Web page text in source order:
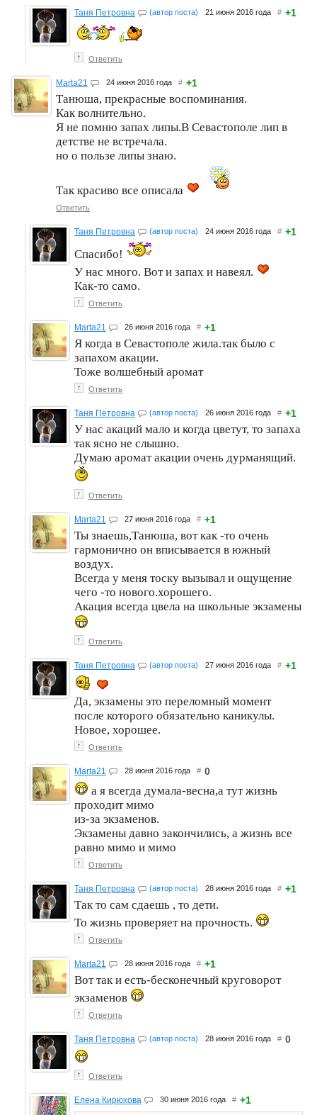
Таня Петровна (автор поста) 21 июня 2016 года # +1
↑ Ответить
Marta21 24 июня 2016 года # +1
Танюша, прекрасные воспоминания.
Как волнительно.
Я не помню запах липы.В Севастополе лип в
детстве не встречала.
но о пользе липы знаю.
Так красиво все описала
Ответить
Таня Петровна (автор поста) 24 июня 2016 года # +1
Спасибо!
У нас много. Вот и запах и навеял.
Как-то само.
↑ Ответить
Marta21 26 июня 2016 года # +1
Я когда в Севастополе жила.так было с
запахом акации.
Тоже волшебный аромат
↑ Ответить
Таня Петровна (автор поста) 26 июня 2016 года # +1
У нас акаций мало и когда цветут, то запаха
так ясно не слышно.
Думаю аромат акации очень дурманящий.
↑ Ответить
Marta21 27 июня 2016 года # +1
Ты знаешь,Танюша, вот как -то очень
гармонично он вписывается в южный
воздух.
Всегда у меня тоску вызывал и ощущение
чего -то нового.хорошего.
Акация всегда цвела на школьные экзамены
↑ Ответить
Таня Петровна (автор поста) 27 июня 2016 года # +1
Да, экзамены это переломный момент
после которого обязательно каникулы.
Новое, хорошее.
↑ Ответить
Marta21 28 июня 2016 года # 0
а я всегда думала-весна,а тут жизнь
проходит мимо
из-за экзаменов.
Экзамены давно закончились, а жизнь все
равно мимо и мимо
↑ Ответить
Таня Петровна (автор поста) 28 июня 2016 года # +1
Так то сам сдаешь , то дети.
То жизнь проверяет на прочность.
↑ Ответить
Marta21 28 июня 2016 года # +1
Вот так и есть-бесконечный круговорот
экзаменов
↑ Ответить
Таня Петровна (автор поста) 28 июня 2016 года # 0
↑ Ответить
Елена Кирюхова 30 июня 2016 года # +1